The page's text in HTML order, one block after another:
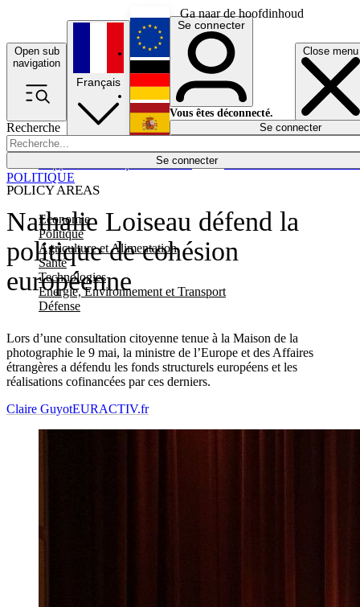
Ga naar de hoofdinhoud
Open sub
navigation
Close menu
Recherche
Se connecter
POLICY AREAS
Economie
Politique
Agriculture et Alimentation
Santé
Technologies
Energie, Environnement et Transport
Défense
Économie
Français
English
Deutsch
Español
Se connecter
Vous êtes déconnecté.
Se connecter
Nathalie Loiseau défend la
politique de cohésion
européenne
Lors d’une consultation citoyenne tenue à la Maison de la
photographie le 9 mai, la ministre de l’Europe et des Affaires
étrangères a défendu les fonds structurels européens et les
réalisations cofinancées par ces derniers.
POLITIQUE
Claire GuyotEURACTIV.fr